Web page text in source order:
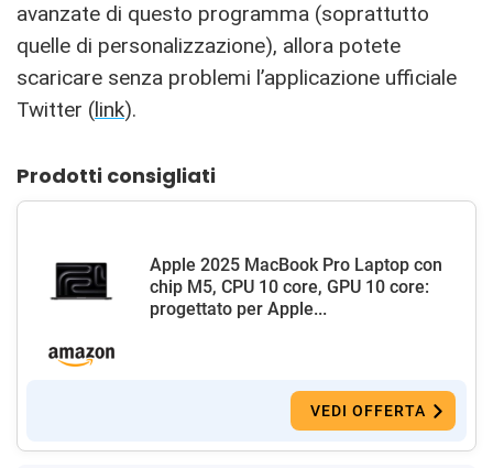
avanzate di questo programma (soprattutto
quelle di personalizzazione), allora potete
scaricare senza problemi l’applicazione ufficiale
Twitter (link).
Prodotti consigliati
Apple 2025 MacBook Pro Laptop con
chip M5, CPU 10 core, GPU 10 core:
progettato per Apple...
VEDI OFFERTA